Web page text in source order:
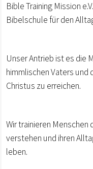
Bible Training Mission
Bibelschule für den
Unser Antrieb ist es die
himmlischen Vaters und
Christus zu erreichen.
Wir trainieren
verstehen und ihren
leben.